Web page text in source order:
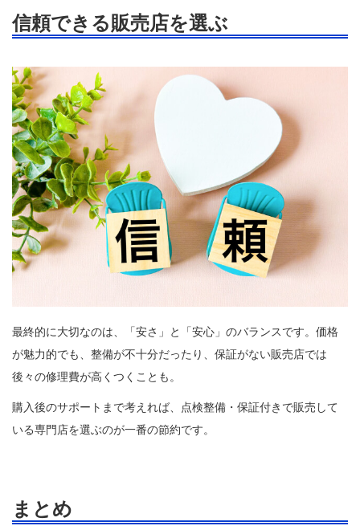
信頼できる販売店を選ぶ
最終的に大切なのは、「安さ」と「安心」のバランスです。価格
が魅力的でも、整備が不十分だったり、保証がない販売店では
後々の修理費が高くつくことも。
購入後のサポートまで考えれば、点検整備・保証付きで販売して
いる専門店を選ぶのが一番の節約です。
まとめ